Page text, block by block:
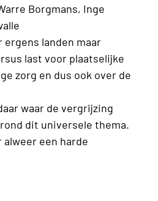
Borgmans, Inge
landen maar
last voor plaatselijke
zorg en dus ook over de
waar de vergrijzing
dit universele thema.
een harde